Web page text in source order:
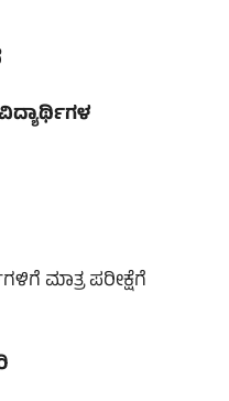
ಮಾತ್ರ ಪರೀಕ್ಷೆಗೆ